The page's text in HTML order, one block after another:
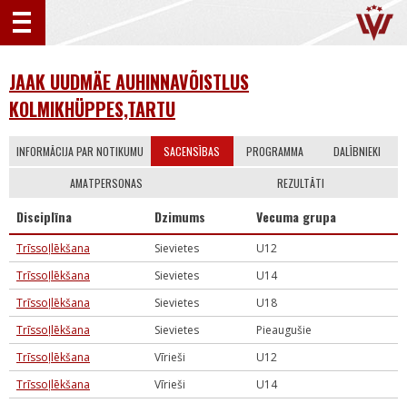
JAAK UUDMÄE AUHINNAVÕISTLUS
KOLMIKHÜPPES,TARTU
INFORMĀCIJA PAR NOTIKUMU SACENSĪBAS PROGRAMMA DALĪBNIEKI
AMATPERSONAS REZULTĀTI
Disciplīna Dzimums Vecuma grupa
Trīssoļlēkšana Sievietes
U12
Trīssoļlēkšana
Sievietes
U14
Trīssoļlēkšana
Sievietes
U18
Trīssoļlēkšana
Sievietes
Pieaugušie
Trīssoļlēkšana
Vīrieši
U12
Trīssoļlēkšana
Vīrieši
U14